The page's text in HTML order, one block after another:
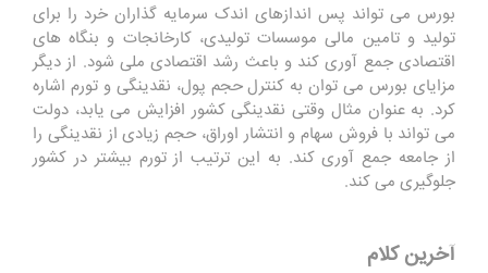
بورس می تواند پس اندازهای اندک سرمایه گذاران خرد را برای
تولید و تامین مالی موسسات تولیدی، کارخانجات و بنگاه های
اقتصادی جمع آوری کند و باعث رشد اقتصادی ملی شود. از دیگر
مزایای بورس می توان به کنترل حجم پول، نقدینگی و تورم اشاره
کرد. به عنوان مثال وقتی نقدینگی کشور افزایش می یابد، دولت
می تواند با فروش سهام و انتشار اوراق، حجم زیادی از نقدینگی را
از جامعه جمع آوری کند. به این ترتیب از تورم بیشتر در کشور
جلوگیری می کند.
آخرین کلام